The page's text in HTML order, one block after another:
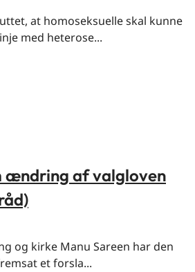
at homoseksuelle skal kunne
med heterose...
ændring af valgloven
og kirke Manu Sareen har den
et forsla...